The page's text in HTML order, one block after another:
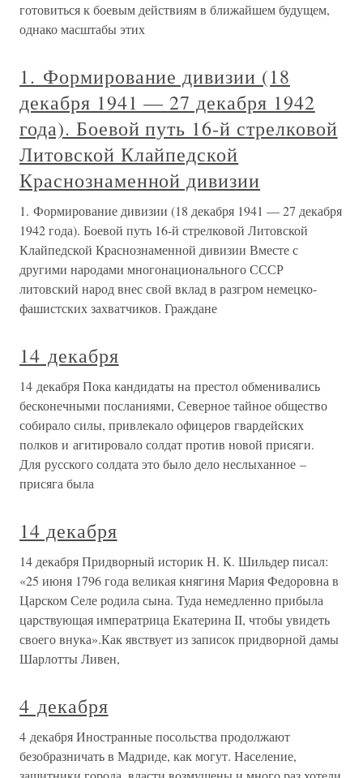
готовиться к боевым действиям в ближайшем будущем,
однако масштабы этих
1. Формирование дивизии (18
декабря 1941 — 27 декабря 1942
года). Боевой путь 16-й стрелковой
Литовской Клайпедской
Краснознаменной дивизии
1. Формирование дивизии (18 декабря 1941 — 27 декабря
1942 года). Боевой путь 16-й стрелковой Литовской
Клайпедской Краснознаменной дивизии Вместе с
другими народами многонационального СССР
литовский народ внес свой вклад в разгром немецко-
фашистских захватчиков. Граждане
14 декабря
14 декабря Пока кандидаты на престол обменивались
бесконечными посланиями, Северное тайное общество
собирало силы, привлекало офицеров гвардейских
полков и агитировало солдат против новой присяги.
Для русского солдата это было дело неслыханное –
присяга была
14 декабря
14 декабря Придворный историк Н. К. Шильдер писал:
«25 июня 1796 года великая княгиня Мария Федоровна в
Царском Селе родила сына. Туда немедленно прибыла
царствующая императрица Екатерина II, чтобы увидеть
своего внука».Как явствует из записок придворной дамы
Шарлотты Ливен,
4 декабря
4 декабря Иностранные посольства продолжают
безобразничать в Мадриде, как могут. Население,